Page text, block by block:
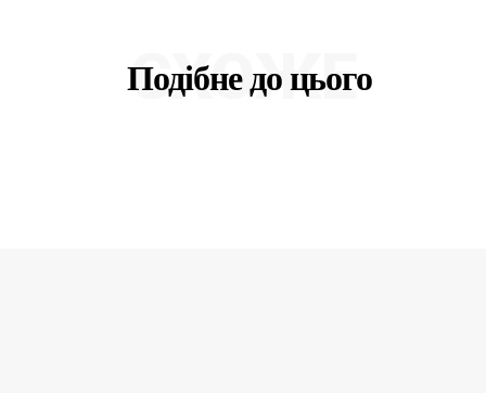
Подібне до цього
СХОЖЕ